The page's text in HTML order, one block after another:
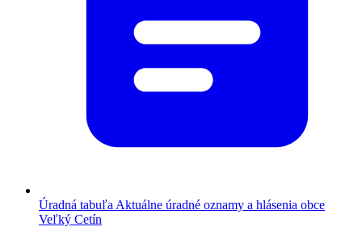
Úradná tabuľa Aktuálne úradné oznamy a hlásenia obce
Veľký Cetín